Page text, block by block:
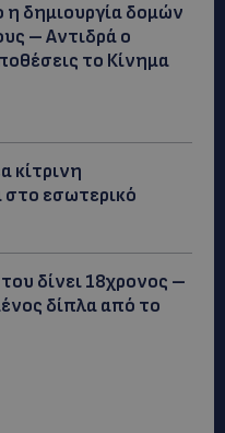
η δημιουργία δομών
– Αντιδρά ο
το Κίνημα
κίτρινη
στο εσωτερικό
δίνει 18χρονος –
δίπλα από το